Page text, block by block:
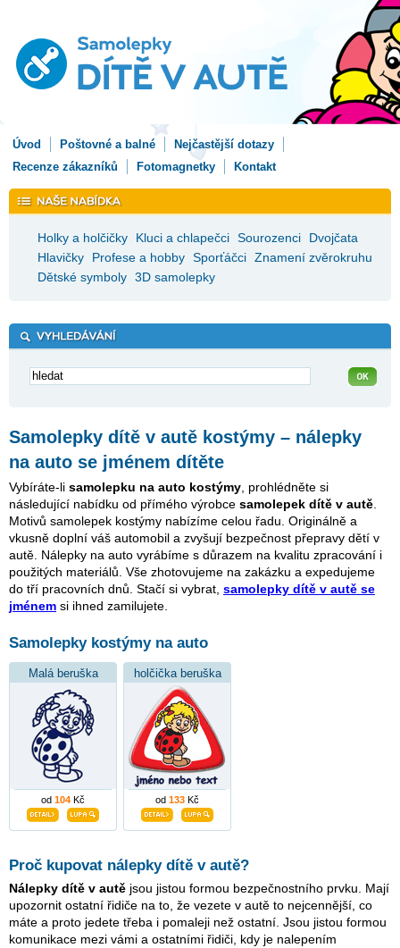
Úvod Poštovné a balné
Nejčastější dotazy
Recenze zákazníků
Fotomagnetky Kontakt
Holky a holčičky Kluci a chlapečci Sourozenci
Dvojčata
Hlavičky
Profese a hobby Sporťáčci Znamení zvěrokruhu
Dětské symboly 3D samolepky
Samolepky dítě v autě kostýmy – nálepky
na auto se jménem dítěte
Vybíráte-li samolepku na auto kostýmy , prohlédněte si
následující nabídku od přímého výrobce samolepek dítě v autě
Motivů samolepek kostýmy nabízíme celou řadu. Originálně a
vkusně doplní váš automobil a zvyšují bezpečnost přepravy dětí v
autě. Nálepky na auto vyrábíme s důrazem na kvalitu zpracování i
použitých materiálů. Vše zhotovujeme na zakázku a expedujeme
do tří pracovních dnů. Stačí si vybrat, samolepky dítě v autě se
jménem si ihned zamilujete.
Samolepky kostýmy na auto
Malá beruška
od 104 Kč
holčička beruška
od 133 Kč
Proč kupovat nálepky dítě v autě?
Nálepky dítě v autě jsou jistou formou bezpečnostního prvku. Mají
upozornit ostatní řidiče na to, že vezete v autě to nejcennější, co
máte a proto jedete třeba i pomaleji než ostatní. Jsou jistou formou
komunikace mezi vámi a ostatními řidiči, kdy je nalepením